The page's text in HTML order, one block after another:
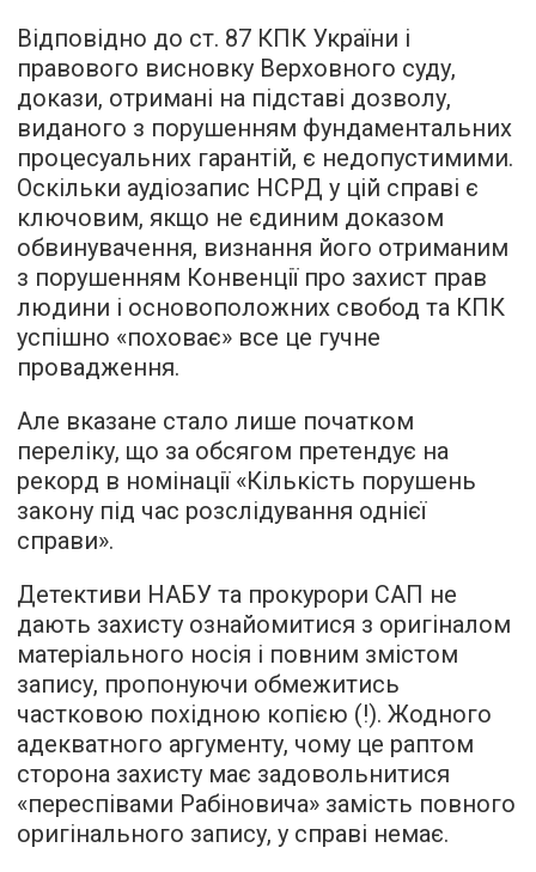
Відповідно до ст. 87 КПК України і
правового висновку Верховного суду,
докази, отримані на підставі дозволу,
виданого з порушенням фундаментальних
процесуальних гарантій, є недопустимими.
Оскільки аудіозапис НСРД у цій справі є
ключовим, якщо не єдиним доказом
обвинувачення, визнання його отриманим
з порушенням Конвенції про захист прав
людини і основоположних свобод та КПК
успішно «поховає» все це гучне
провадження.
Але вказане стало лише початком
переліку, що за обсягом претендує на
рекорд в номінації «Кількість порушень
закону під час розслідування однієї
справи».
Детективи НАБУ та прокурори САП не
дають захисту ознайомитися з оригіналом
матеріального носія і повним змістом
запису, пропонуючи обмежитись
частковою похідною копією (!). Жодного
адекватного аргументу, чому це раптом
сторона захисту має задовольнитися
«переспівами Рабіновича» замість повного
оригінального запису, у справі немає.